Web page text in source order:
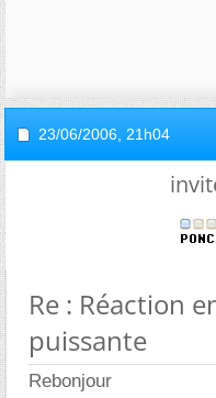
23/06/2006, 21h04
Re : Réaction
puissante
Rebonjour